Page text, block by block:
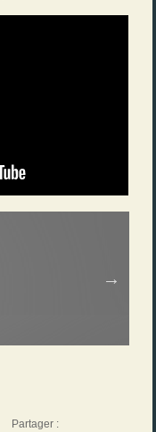
Partager :